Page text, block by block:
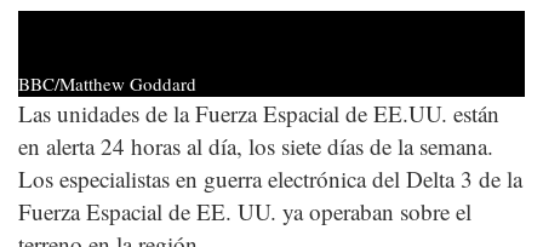
BBC/Matthew Goddard
Las unidades de la Fuerza Espacial de EE.UU. están
en alerta 24 horas al día, los siete días de la semana.
Los especialistas en guerra electrónica del Delta 3 de la
Fuerza Espacial de EE. UU. ya operaban sobre el